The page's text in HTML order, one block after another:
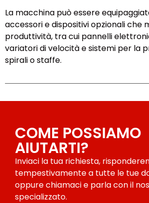
La macchina può essere
accessori e dispositivi opzionali che
produttività, tra cui pannelli
variatori di velocità e sistemi per la
spirali o staffe.
COME POSSIAMO
AIUTARTI?
Inviaci la tua richiesta,
tempestivamente a tutte le tue
oppure chiamaci e parla con il
specializzato.